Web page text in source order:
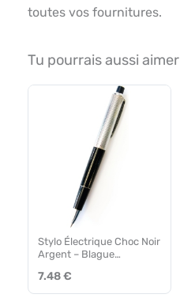
toutes vos fournitures.
Tu pourrais aussi aimer
Stylo Électrique Choc Noir
Argent – Blague
7.48 €